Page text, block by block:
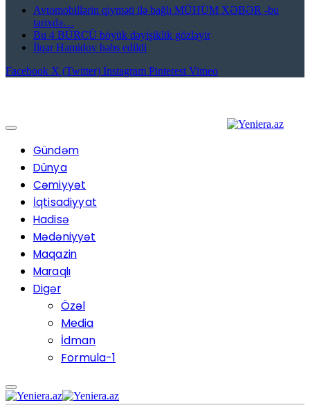
Avtomobillərin qiyməti ilə bağlı MÜHÜM XƏBƏR -bu
tarixdə…
Bu 4 BÜRCÜ böyük dəyişiklik gözləyir
İlqar Həmidov həbs edildi
Facebook X (Twitter) Instagram Pinterest Vimeo
Gündəm
Dünya
Cəmiyyət
İqtisadiyyat
Hadisə
Mədəniyyət
Maqazin
Maraqlı
Digər
Özəl
Media
İdman
Formula-1